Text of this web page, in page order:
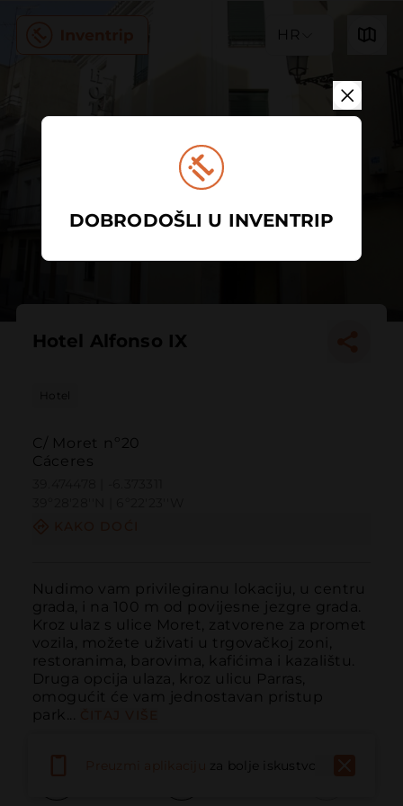
HR
Hotel Alfonso IX
Hotel
C/ Moret nº20
Cáceres
Nudimo vam privilegiranu lokaciju, u centru
grada, i na 100 m od povijesne jezgre grada.
Kroz ulaz s ulice Moret, zatvorene za promet
vozila, možete uživati u trgovačkoj zoni,
restoranima, barovima, kafićima i kazalištu.
Druga opcija ulaza, kroz ulicu Parras,
omogućit će vam jednostavan pristup
park...
za bolje iskustvo
DOBRODOŠLI U INVENTRIP